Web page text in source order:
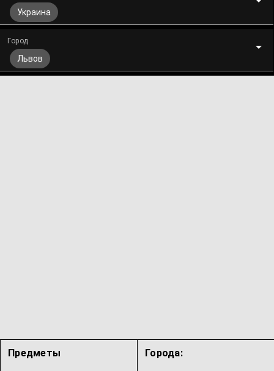
Украина
Город
Львов
Предметы Города: